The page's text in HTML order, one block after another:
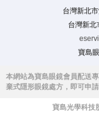
台灣新北
台灣新
寶島